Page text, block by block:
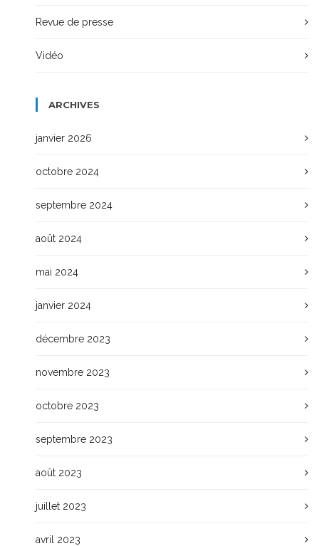
Revue de presse
Vidéo
ARCHIVES
janvier 2026
octobre 2024
septembre 2024
août 2024
mai 2024
janvier 2024
décembre 2023
novembre 2023
octobre 2023
septembre 2023
août 2023
juillet 2023
avril 2023